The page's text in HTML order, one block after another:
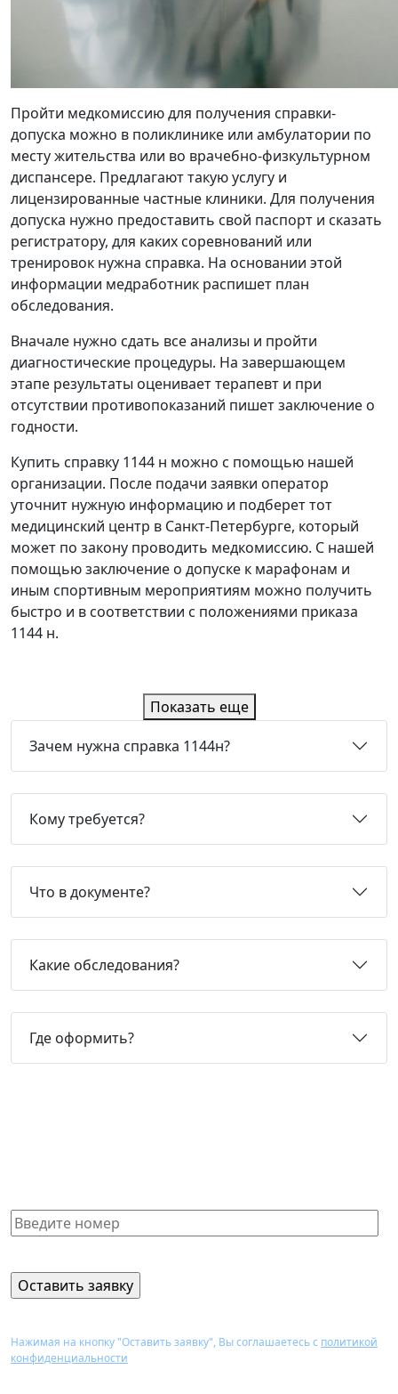
Пройти медкомиссию для получения справки-
допуска можно в поликлинике или амбулатории по
месту жительства или во врачебно-физкультурном
диспансере. Предлагают такую услугу и
лицензированные частные клиники. Для получения
допуска нужно предоставить свой паспорт и сказать
регистратору, для каких соревнований или
тренировок нужна справка. На основании этой
информации медработник распишет план
обследования.
Вначале нужно сдать все анализы и пройти
диагностические процедуры. На завершающем
этапе результаты оценивает терапевт и при
отсутствии противопоказаний пишет заключение о
годности.
Купить справку 1144 н можно с помощью нашей
организации. После подачи заявки оператор
уточнит нужную информацию и подберет тот
медицинский центр в Санкт-Петербурге, который
может по закону проводить медкомиссию. С нашей
помощью заключение о допуске к марафонам и
иным спортивным мероприятиям можно получить
быстро и в соответствии с положениями приказа
1144 н.
Показать еще
Зачем нужна справка 1144н?
Кому требуется?
Что в документе?
Какие обследования?
Где оформить?
Нажимая на кнопку "Оставить заявку", Вы соглашаетесь с политикой
конфиденциальности